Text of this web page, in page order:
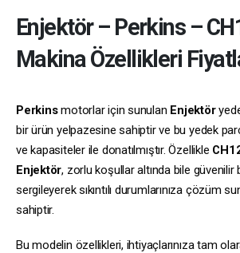
Enjektör– Perkins–
Makina Özellikleri
Perkinsmotorlar için sunulan Enjektör
bir ürün yelpazesine sahiptir ve bu yedek
ve kapasiteler ile donatılmıştır. Özellikle
Enjektör, zorlu koşullar altında bile
sergileyerek sıkıntılı durumlarınıza çözüm
sahiptir.
Bu modelin özellikleri, ihtiyaçlarınıza tam